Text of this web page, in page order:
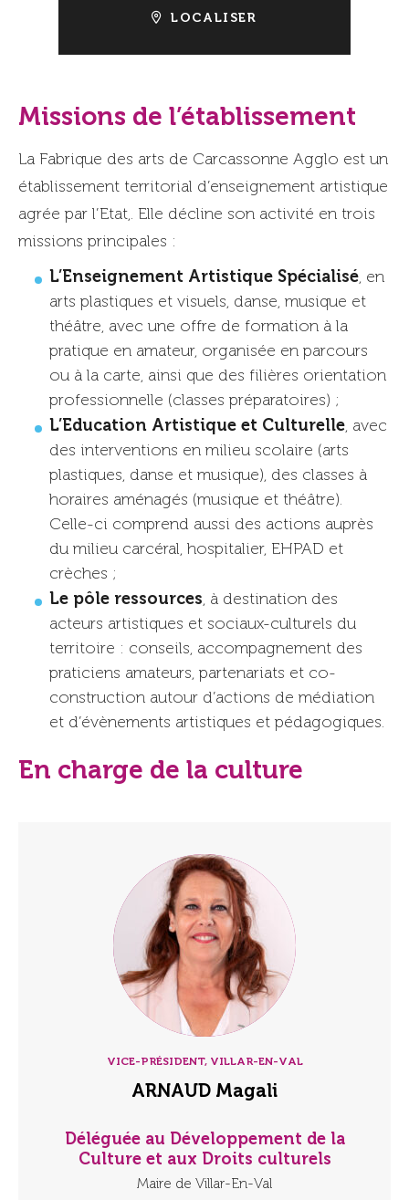
LOCALISER
Missions de l’établissement
La Fabrique des arts de Carcassonne Agglo est un
établissement territorial d’enseignement artistique
agrée par l’Etat,. Elle décline son activité en trois
missions principales :
L’Enseignement Artistique Spécialisé, en
arts plastiques et visuels, danse, musique et
théâtre, avec une offre de formation à la
pratique en amateur, organisée en parcours
ou à la carte, ainsi que des filières orientation
professionnelle (classes préparatoires) ;
L’Education Artistique et Culturelle, avec
des interventions en milieu scolaire (arts
plastiques, danse et musique), des classes à
horaires aménagés (musique et théâtre).
Celle-ci comprend aussi des actions auprès
du milieu carcéral, hospitalier, EHPAD et
crèches ;
Le pôle ressources, à destination des
acteurs artistiques et sociaux-culturels du
territoire : conseils, accompagnement des
praticiens amateurs, partenariats et co-
construction autour d’actions de médiation
et d’évènements artistiques et pédagogiques.
En charge de la culture
VICE-PRÉSIDENT, VILLAR-EN-VAL
ARNAUD Magali
Déléguée au Développement de la
Culture et aux Droits culturels
Maire de Villar-En-Val